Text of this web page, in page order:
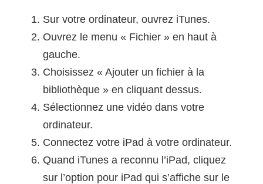
Sur votre ordinateur, ouvrez iTunes.
Ouvrez le menu « Fichier » en haut à
gauche.
Choisissez « Ajouter un fichier à la
bibliothèque » en cliquant dessus.
Sélectionnez une vidéo dans votre
ordinateur.
Connectez votre iPad à votre ordinateur.
Quand iTunes a reconnu l’iPad, cliquez
sur l’option pour iPad qui s’affiche sur le